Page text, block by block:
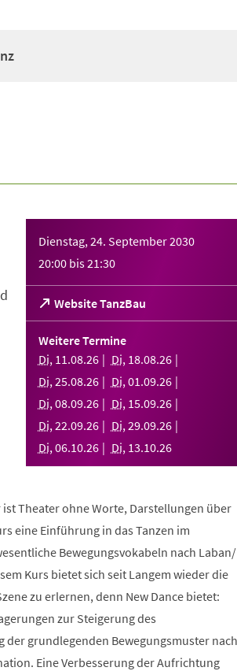
Dienstag, 24. September 2030
20:00 bis21:30
Website TanzBau
(Öffnet
in
einem
neuen
Tab)
Weitere Termine
Di, 11.08.26 Di, 18.08.26
Di,25.08.26 Di,01.09.26
Di,08.09.26 Di, 15.09.26
Di,22.09.26 Di,29.09.26
Di,06.10.26 Di, 13.10.26
Theater ohne Worte, Darstellungen über
eine Einführung in das Tanzen im
Bewegungsvokabeln nach Laban/
Kurs bietet sich seit Langem wieder die
zu erlernen, denn New Dance bietet:
zur Steigerung des
der grundlegenden Bewegungsmuster nach
Eine Verbesserung der Aufrichtung